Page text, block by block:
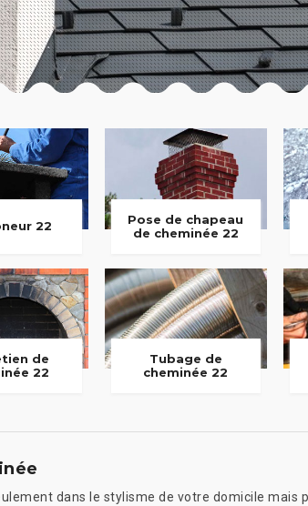
22
Pose de chapeau
de cheminée 22
de
22
Tubage de
cheminée 22
dans le stylisme de votre domicile mais